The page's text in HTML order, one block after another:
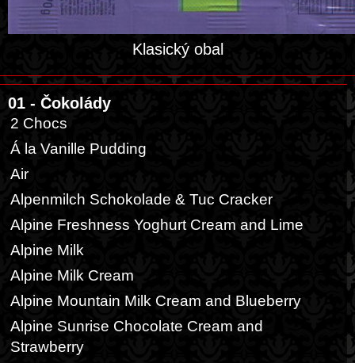
Klasický obal
01 - Čokolády
2 Chocs
Á la Vanille Pudding
Air
Alpenmilch Schokolade & Tuc Cracker
Alpine Freshness Yoghurt Cream and Lime
Alpine Milk
Alpine Milk Cream
Alpine Mountain Milk Cream and Blueberry
Alpine Sunrise Chocolate Cream and
Strawberry